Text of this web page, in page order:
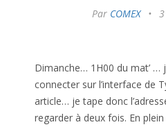
Par COMEX •
Dimanche… 1H00 du mat’ …
connecter sur l’interface de
article… je tape donc
regarder à deux fois. En